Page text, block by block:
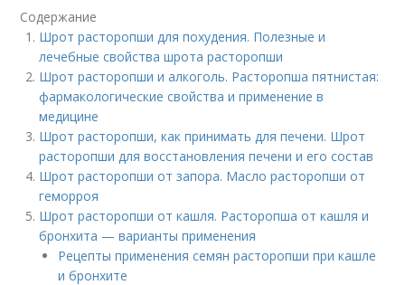
Содержание
Шрот расторопши для похудения. Полезные и
лечебные свойства шрота расторопши
Шрот расторопши и алкоголь. Расторопша пятнистая:
фармакологические свойства и применение в
медицине
Шрот расторопши, как принимать для печени. Шрот
расторопши для восстановления печени и его состав
Шрот расторопши от запора. Масло расторопши от
геморроя
Шрот расторопши от кашля. Расторопша от кашля и
бронхита — варианты применения
Рецепты применения семян расторопши при кашле
и бронхите